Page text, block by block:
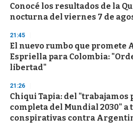
Conocé los resultados de la
nocturna del viernes 7 de
21:45
El nuevo rumbo que promete
Espriella para Colombia:
libertad"
21:26
Chiqui Tapia: del "trabajamos
completa del Mundial 2030" a
conspirativas contra